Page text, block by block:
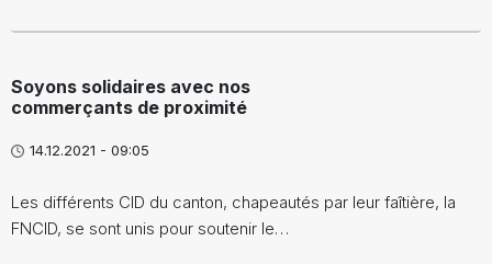
Soyons solidaires avec nos
commerçants de proximité
14.12.2021 - 09:05
Les différents CID du canton, chapeautés par leur faîtière, la
FNCID, se sont unis pour soutenir le…